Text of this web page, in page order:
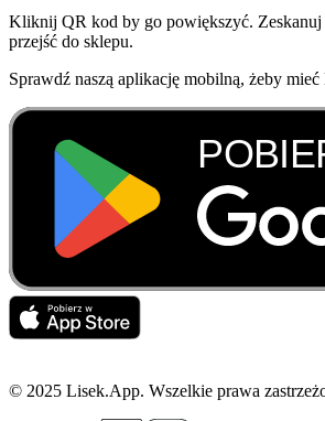
Kliknij QR kod by go powiększyć. Zeskanuj
przejść do sklepu.
Sprawdź naszą aplikację mobilną, żeby
© 2025 Lisek.App. Wszelkie prawa